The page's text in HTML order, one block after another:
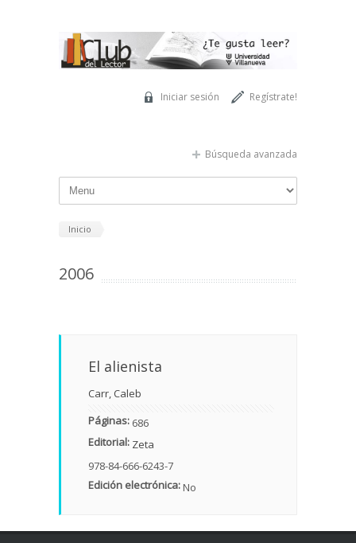
Regístrate!
Iniciar sesión
Búsqueda avanzada
Inicio
2006
El alienista
Carr, Caleb
Páginas: 686
Editorial: Zeta
978-84-666-6243-7
Edición electrónica:No